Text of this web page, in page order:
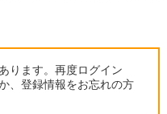
ります。再度ログイン
、登録情報をお忘れの方